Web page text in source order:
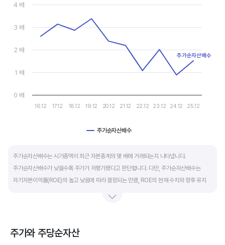
주당순이익이 증가해도 시장 전체적인 악재로 주가가 급락하면 좋은 매수 기회가 됩니다.
주가수익배수(PER) 차트와 함께 분석하면 더 유용합니다.
Line chart with 10 data points.
The chart has 1 X axis displaying categories.
The chart has 1 Y axis displaying values. Data ranges from
주가순자산배수
16.12 17.12 18.12 19.12 20.12 21.12 22.12 23.12 24.12 25.12
0 배
1 배
2 배
3 배
4 배
주가순자산배수
주가순자산배수는 시가총액이 최근 자본총계의 몇 배에 거래되는지 나타냅니다.
주가순자산배수가 낮을수록 주가가 저평가됐다고 판단합니다. 다만, 주가순자산배수는
자기자본이익률(ROE)의 높고 낮음에 따라 결정되는 만큼, ROE의 현재 수치와 향후 유지
거래되면 주가가 저평가된 것으로 판단합니다. ROE&PBR 차트를 함께 보고 분석하는 것을
주가와 주당순자산